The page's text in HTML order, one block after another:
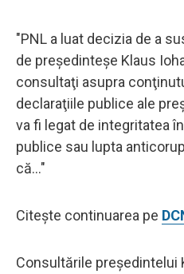
"PNL a luat decizia de a
de președinteșe Klaus
consultaţi asupra
declaraţiile publice ale
va fi legat de integritatea
publice sau lupta
că..."
Citește continuarea pe
Consultările preşedintelui